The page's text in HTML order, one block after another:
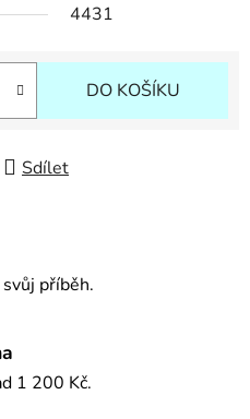
4431
DO KOŠÍKU
Sdílet
příběh.
1 200 Kč.